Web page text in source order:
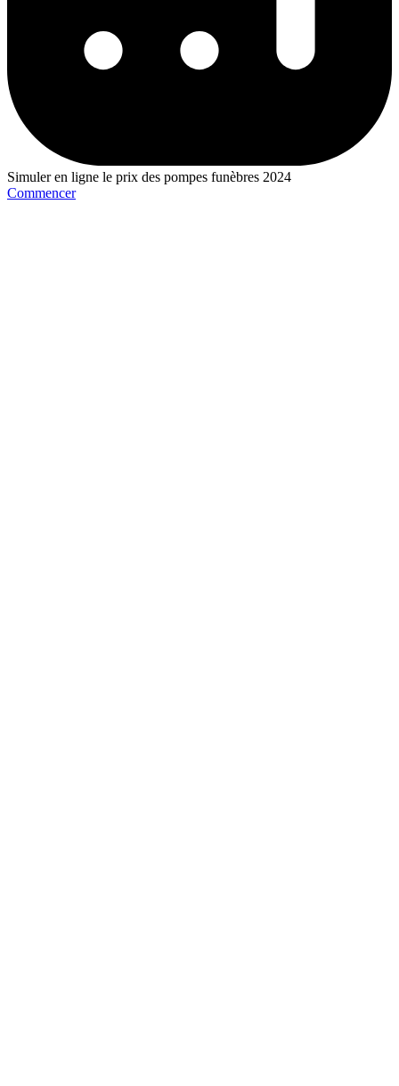
Simuler en ligne le prix des pompes funèbres 2024
Commencer